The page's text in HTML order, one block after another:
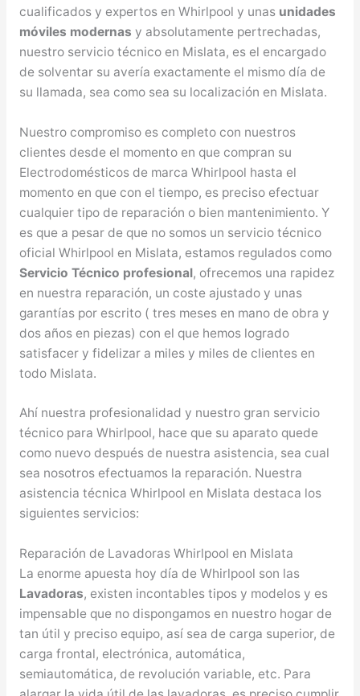
cualificados y expertos en Whirlpool y unas unidades
móviles modernas y absolutamente pertrechadas,
nuestro servicio técnico en Mislata, es el encargado
de solventar su avería exactamente el mismo día de
su llamada, sea como sea su localización en Mislata.
Nuestro compromiso es completo con nuestros
clientes desde el momento en que compran su
Electrodomésticos de marca Whirlpool hasta el
momento en que con el tiempo, es preciso efectuar
cualquier tipo de reparación o bien mantenimiento. Y
es que a pesar de que no somos un servicio técnico
oficial Whirlpool en Mislata, estamos regulados como
Servicio Técnico profesional, ofrecemos una rapidez
en nuestra reparación, un coste ajustado y unas
garantías por escrito ( tres meses en mano de obra y
dos años en piezas) con el que hemos logrado
satisfacer y fidelizar a miles y miles de clientes en
todo Mislata.
Ahí nuestra profesionalidad y nuestro gran servicio
técnico para Whirlpool, hace que su aparato quede
como nuevo después de nuestra asistencia, sea cual
sea nosotros efectuamos la reparación. Nuestra
asistencia técnica Whirlpool en Mislata destaca los
siguientes servicios:
Reparación de Lavadoras Whirlpool en Mislata
La enorme apuesta hoy día de Whirlpool son las
Lavadoras, existen incontables tipos y modelos y es
impensable que no dispongamos en nuestro hogar de
tan útil y preciso equipo, así sea de carga superior, de
carga frontal, electrónica, automática,
semiautomática, de revolución variable, etc. Para